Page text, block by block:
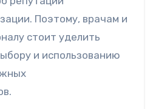
Поэтому, врачам и
стоит уделить
и использованию